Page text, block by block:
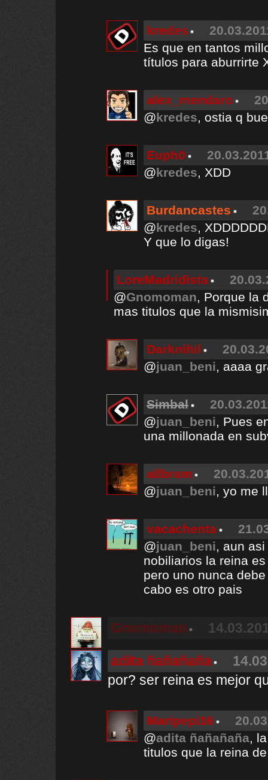
kredes
Es que en tantos
títulos para aburrirte
alex_mendaro
@kredes, ostia q
Euph0
@kredes, XDD
Burdancastes
@kredes,
Y que lo digas!
LoreMadridista
@Gnomoman, Porque la
mas titulos que la
Darknihil
@juan_beni, aaaa
Simbal
@juan_beni, Pues
una millonada en
allbram
@juan_beni, yo me
vacachenta
@juan_beni, aun
nobiliarios la reina
pero uno nunca
cabo es otro pais
Gnomoman
adita ñañañaña
por? ser reina es mejor
Maripepi16
@adita ñañañaña,
titulos que la reina